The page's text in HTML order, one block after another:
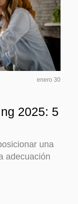
enero 30
2025: 5
una
adecuación